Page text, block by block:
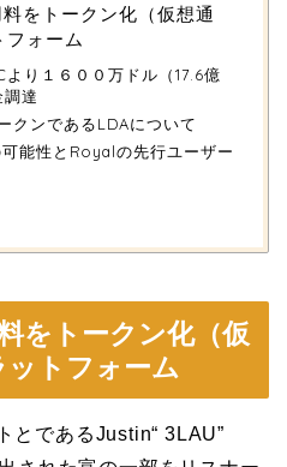
をトークン化（仮想通
フォーム
り１６００万ドル（17.6億
達
クンであるLDAについて
能性とRoyalの先行ユーザー
をトークン化（仮
トフォーム
とであるJustin“ 3LAU”